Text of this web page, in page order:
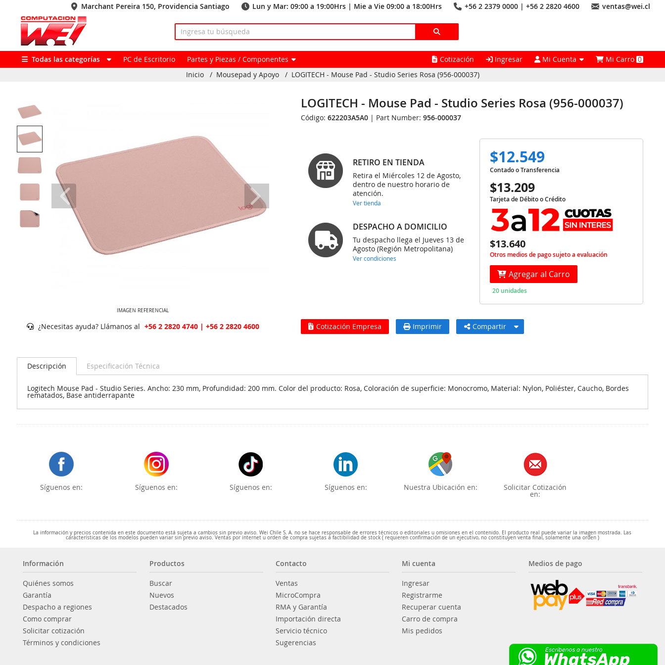
Marchant Pereira 150, Providencia Santiago Lun y Mar: 09:00 a 19:00Hrs | Mie a Vie 09:00 a 18:00Hrs +56 2 2379 0000 | +56 2 2820 4600 ventas@wei.cl
Todas las categorías PC de Escritorio Partes y Piezas / Componentes Cotización Ingresar Mi Cuenta Mi Carro0
Inicio
/ Mousepad y Apoyo / LOGITECH - Mouse Pad - Studio Series Rosa (956-000037)
IMAGEN REFERENCIAL
¿Necesitas ayuda? Llámanos al +56 2 2820 4740 | +56 2 2820 4600
LOGITECH - Mouse Pad - Studio Series Rosa (956-000037)
Código:622203A5A0 | Part Number:956-000037
RETIRO EN TIENDA
Retira el Miércoles 12 de Agosto,
dentro de nuestro horario de
atención.
Ver tienda
DESPACHO A DOMICILIO
Tu despacho llega el Jueves 13 de
Agosto (Región Metropolitana)
Ver condiciones
$12.549
Contado o Transferencia
$13.209
Tarjeta de Débito o Crédito
$13.640
Otros medios de pago sujeto a evaluación
Agregar al Carro
20 unidades
Cotización Empresa Imprimir Compartir
Descripción Especificación Técnica
Logitech Mouse Pad - Studio Series. Ancho: 230 mm, Profundidad: 200 mm. Color del producto: Rosa, Coloración de superficie: Monocromo, Material: Nylon, Poliéster, Caucho, Bordes
rematados, Base antiderrapante
Síguenos en: Síguenos en: Síguenos en: Síguenos en: Nuestra Ubicación en: Solicitar Cotización
en:
La información y precios contenida en este documento está sujeta a cambios sin previo aviso. Wei Chile S. A. no se hace responsable de errores técnicos o editoriales u omisiones en el contenido. El producto real puede variar la imagen mostrada. Las
características de los modelos pueden variar sin previo aviso. Ventas por internet u orden de compra sujetas a factibilidad de stock ( requieren confirmación de un ejecutivo, no constituyen venta final, solamente una orden )
Información
Quiénes somos
Garantía
Despacho a regiones
Como comprar
Solicitar cotización
Términos y condiciones
Productos
Buscar
Nuevos
Destacados
Contacto
Ventas
MicroCompra
RMA y Garantía
Importación directa
Servicio técnico
Sugerencias
Mi cuenta
Ingresar
Registrarme
Recuperar cuenta
Carro de compra
Mis pedidos
Medios de pago